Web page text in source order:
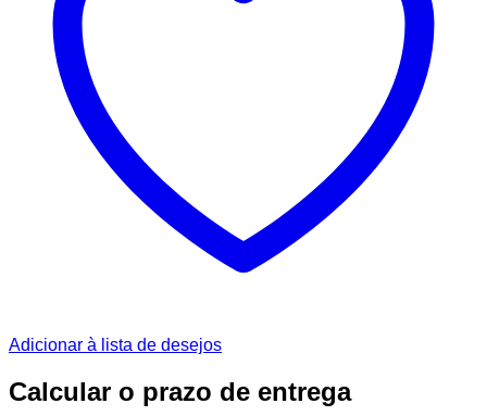
Adicionar à lista de desejos
Calcular o prazo de entrega